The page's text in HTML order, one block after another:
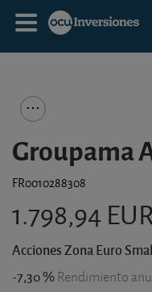
Groupama
FR0010288308
1.798,94 EUR
Acciones Zona Euro
-7,30 % Rendimiento